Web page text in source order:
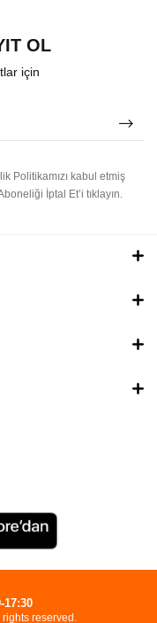
OL
için
Politikamızı kabul etmiş
İptal Et’i tıklayın.
rights reserved.
17:30